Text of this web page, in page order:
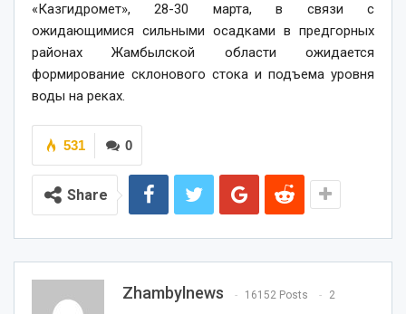
«Казгидромет», 28-30 марта, в связи с
ожидающимися сильными осадками в предгорных
районах Жамбылской области ожидается
формирование склонового стока и подъема уровня
воды на реках.
0
531
Share
Zhambylnews 16152 Posts 2